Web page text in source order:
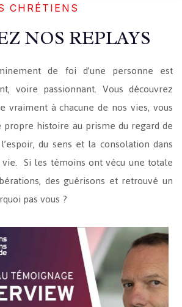
CHRÉTIENS
NOS REPLAYS
de foi d’une personne est
voire passionnant. Vous découvrez
vraiment à chacune de nos vies, vous
histoire au prisme du regard de
du sens et la consolation dans
Si les témoins ont vécu une totale
des guérisons et retrouvé un
pas vous ?